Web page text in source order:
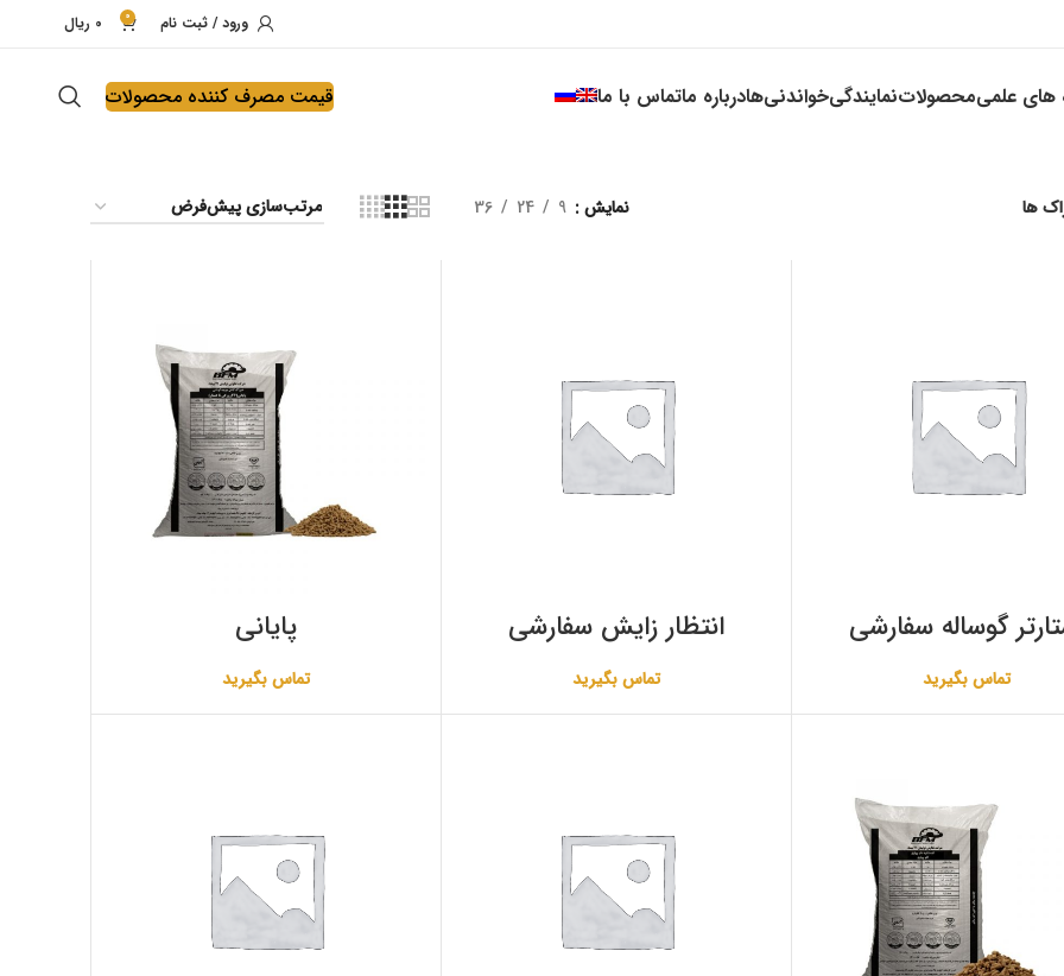
ورود / ثبت نام 0
0 ریال
های علمیمحصولاتنمایندگیخواندنی‌هادرباره ماتماس با ما قیمت مصرف کننده محصولات
ها نمایش 9
24
36
گوساله سفارشی
تماس بگیرید
انتظار زایش سفارشی
تماس بگیرید
پایانی
تماس بگیرید